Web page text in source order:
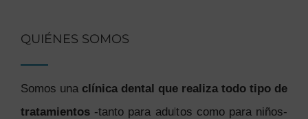
QUIÉNES SOMOS
Somos una clínica dental que realiza todo tipo de
tratamientos -tanto para adultos como para niños-